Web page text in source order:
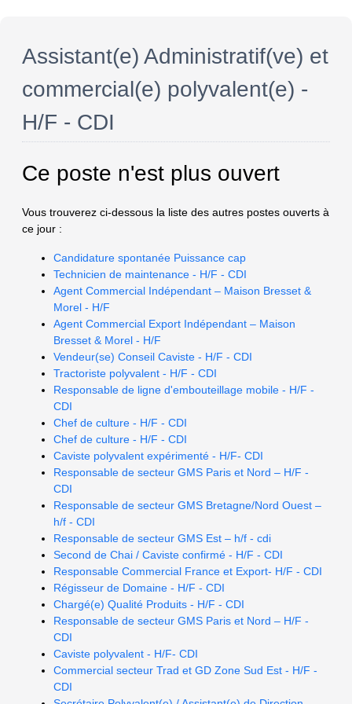
Assistant(e) Administratif(ve) et
commercial(e) polyvalent(e) -
H/F - CDI
Ce poste n'est plus ouvert
Vous trouverez ci-dessous la liste des autres postes ouverts à
ce jour :
Candidature spontanée Puissance cap
Technicien de maintenance - H/F - CDI
Agent Commercial Indépendant – Maison Bresset &
Morel - H/F
Agent Commercial Export Indépendant – Maison
Bresset & Morel - H/F
Vendeur(se) Conseil Caviste - H/F - CDI
Tractoriste polyvalent - H/F - CDI
Responsable de ligne d'embouteillage mobile - H/F -
CDI
Chef de culture - H/F - CDI
Chef de culture - H/F - CDI
Caviste polyvalent expérimenté - H/F- CDI
Responsable de secteur GMS Paris et Nord – H/F -
CDI
Responsable de secteur GMS Bretagne/Nord Ouest –
h/f - CDI
Responsable de secteur GMS Est – h/f - cdi
Second de Chai / Caviste confirmé - H/F - CDI
Responsable Commercial France et Export- H/F - CDI
Régisseur de Domaine - H/F - CDI
Chargé(e) Qualité Produits - H/F - CDI
Responsable de secteur GMS Paris et Nord – H/F -
CDI
Caviste polyvalent - H/F- CDI
Commercial secteur Trad et GD Zone Sud Est - H/F -
CDI